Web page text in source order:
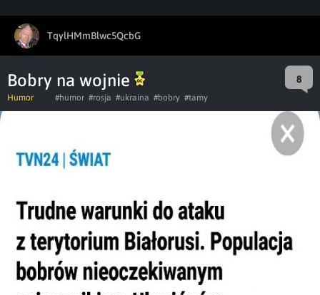
TqylHMmBlwc5QcbG
Bobry na wojnie 8
Humor #humor #rosja #ukraina #bobry #tamy